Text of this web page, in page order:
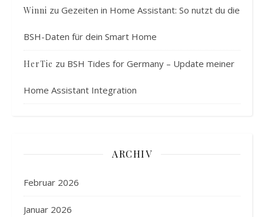
Winni zu Gezeiten in Home Assistant: So nutzt du die
BSH-Daten für dein Smart Home
HerTie zu BSH Tides for Germany – Update meiner
Home Assistant Integration
ARCHIV
Februar 2026
Januar 2026